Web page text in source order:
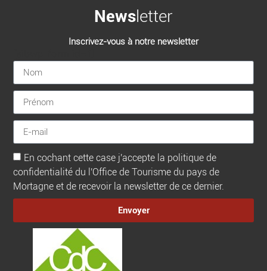
Newsletter
Inscrivez-vous à notre newsletter
En cochant cette case j'accepte la politique de
confidentialité du l'Office de Tourisme du pays de
Mortagne et de recevoir la newsletter de ce dernier.
Envoyer